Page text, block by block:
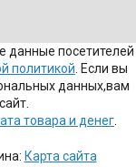
данные посетителей
политикой . Если вы
данных,вам
товара и денег
Карта сайта